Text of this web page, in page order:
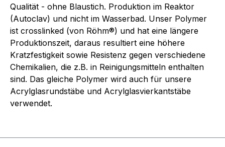
Qualität - ohne Blaustich. Produktion im Reaktor
(Autoclav) und nicht im Wasserbad. Unser Polymer
ist crosslinked (von Röhm®) und hat eine längere
Produktionszeit, daraus resultiert eine höhere
Kratzfestigkeit sowie Resistenz gegen verschiedene
Chemikalien, die z.B. in Reinigungsmitteln enthalten
sind. Das gleiche Polymer wird auch für unsere
Acrylglasrundstäbe und Acrylglasvierkantstäbe
verwendet.